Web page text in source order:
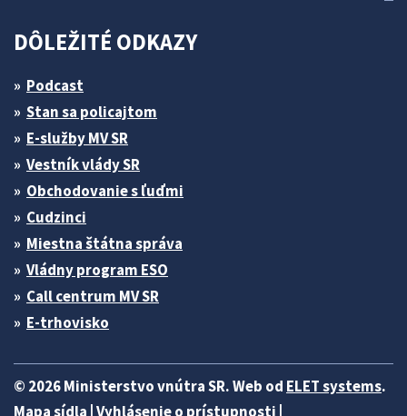
DÔLEŽITÉ ODKAZY
Podcast
Stan sa policajtom
E-služby MV SR
Vestník vlády SR
Obchodovanie s ľuďmi
Cudzinci
Miestna štátna správa
Vládny program ESO
Call centrum MV SR
E-trhovisko
© 2026 Ministerstvo vnútra SR. Web od ELET systems.
Mapa sídla Vyhlásenie o prístupnosti